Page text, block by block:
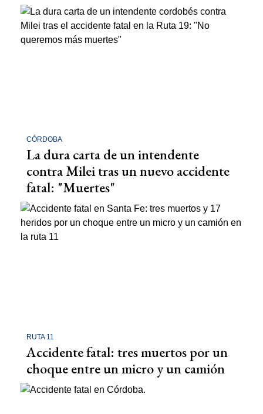
CÓRDOBA
La dura carta de un intendente
contra Milei tras un nuevo accidente
fatal: "Muertes"
RUTA 11
Accidente fatal: tres muertos por un
choque entre un micro y un camión